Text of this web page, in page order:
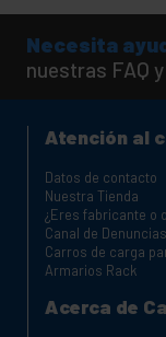
Necesita
nuestras FAQ
Atención al
Datos de contacto
Nuestra Tienda
¿Eres fabricante o
Canal de Denuncias
Carros de carga
Armarios Rack
Acerca de